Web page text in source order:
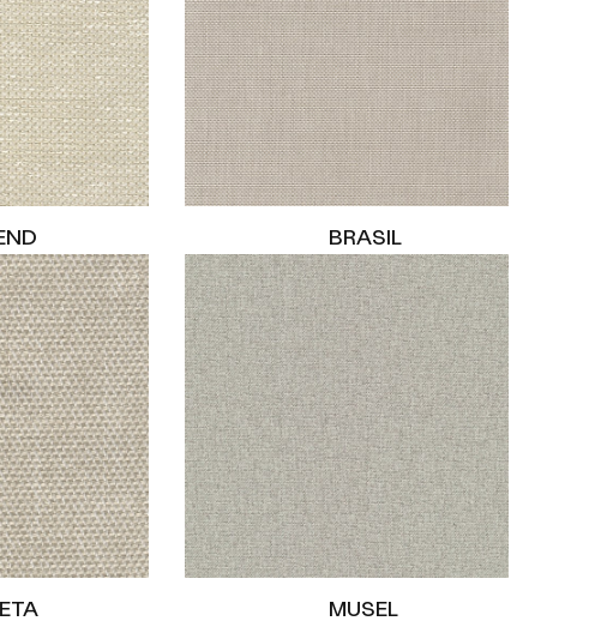
BRASIL
MUSEL